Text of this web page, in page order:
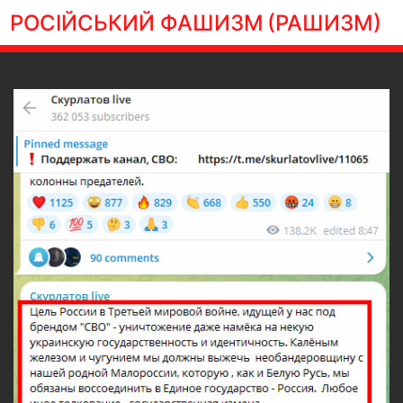
РОСІЙСЬКИЙ ФАШИЗМ (РАШИЗМ)